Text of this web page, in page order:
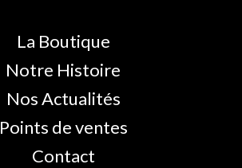
La Boutique
Notre Histoire
Nos Actualités
Points de ventes
Contact